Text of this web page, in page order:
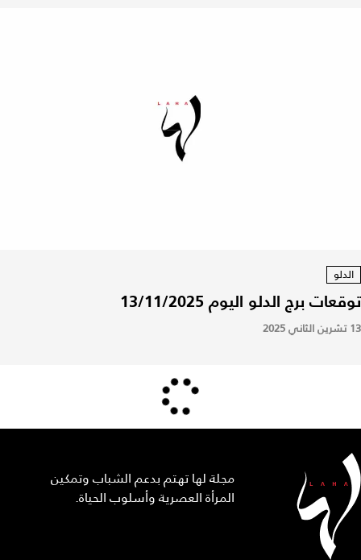
الدلو
توقعات برج الدلو اليوم 13/11/2025
13 تشرين الثاني 2025
مجلة لها تهتم بدعم الشباب وتمكين
المرأة العصرية وأسلوب الحياة.